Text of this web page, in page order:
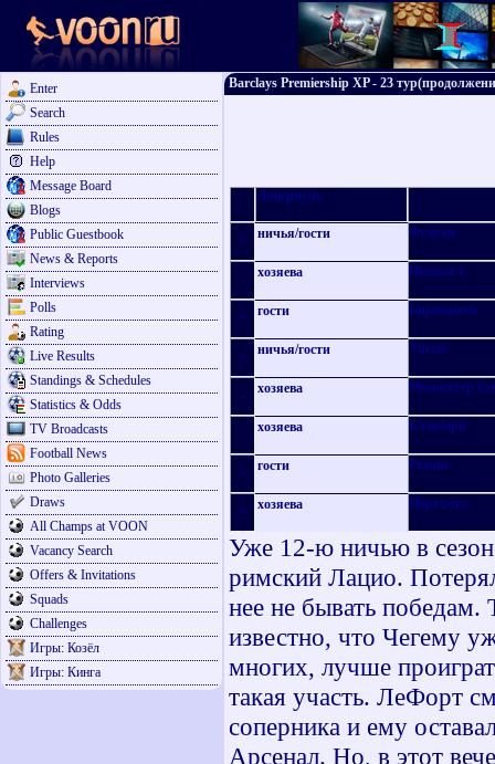
Enter
Search
Rules
Help
Message Board
Blogs
Public Guestbook
News & Reports
Interviews
Polls
Rating
Live Results
Standings & Schedules
Statistics & Odds
TV Broadcasts
Football News
Photo Galleries
Draws
All Champs at VOON
Vacancy Search
Offers & Invitations
Squads
Challenges
Игры: Козёл
Игры: Кинга
Barclays Premiership XP - 23
Ливерпуль
+ ничья/гости Фулхэм
- хозяева Ньюкасл
+ гости Бирмингем
+ ничья/гости Уиган
- хозяева Манчестер
- хозяева Блэкберн
+ гости Рединг
+ хозяева Портсмут
Уже 12-ю ничью в
римский Лацио.
нее не бывать победам.
известно, что Чегему
многих, лучше
такая участь. ЛеФорт
соперника и ему
Арсенал. Но, в этот